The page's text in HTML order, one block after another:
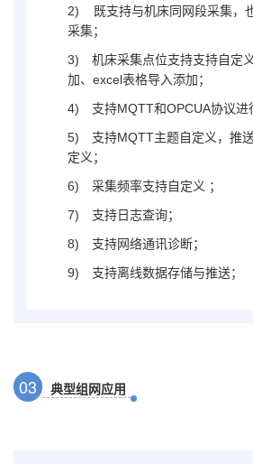
2) 既支持与机床同网段采集，
采集；
3)
机床采集点位支持支持自定
加、excel表格导入添加；
4)
支持MQTT和OPCUA协议进
5)
支持MQTT主题自定义，推
定义；
6)
采集频率支持自定义 ；
7)
支持日志查询；
8)
支持网络通讯诊断；
9)
支持离线数据存储与推送；
03 典型组网应用